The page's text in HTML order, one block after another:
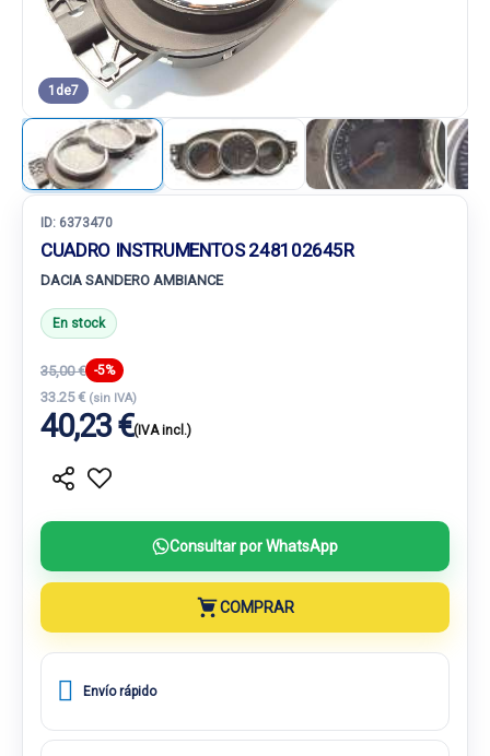
1 de7
ID: 6373470
CUADRO INSTRUMENTOS 248102645R
DACIA SANDERO AMBIANCE
En stock
35,00 € -5%
33.25 € (sin IVA)
40,23 €(IVA incl.)
Consultar por WhatsApp
COMPRAR
Envío rápido